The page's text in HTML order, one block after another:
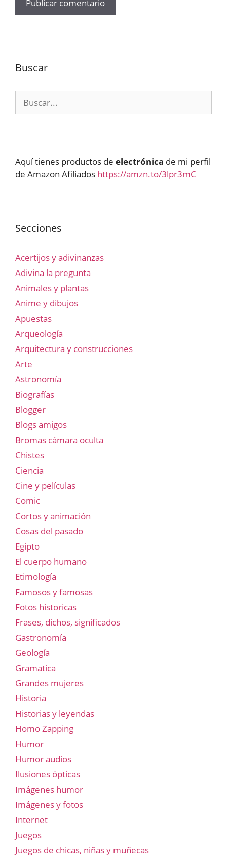
Buscar
Aquí tienes productos de electrónica de mi perfil
de Amazon Afiliados https://amzn.to/3lpr3mC
Secciones
Acertijos y adivinanzas
Adivina la pregunta
Animales y plantas
Anime y dibujos
Apuestas
Arqueología
Arquitectura y construcciones
Arte
Astronomía
Biografías
Blogger
Blogs amigos
Bromas cámara oculta
Chistes
Ciencia
Cine y películas
Comic
Cortos y animación
Cosas del pasado
Egipto
El cuerpo humano
Etimología
Famosos y famosas
Fotos historicas
Frases, dichos, significados
Gastronomía
Geología
Gramatica
Grandes mujeres
Historia
Historias y leyendas
Homo Zapping
Humor
Humor audios
Ilusiones ópticas
Imágenes humor
Imágenes y fotos
Internet
Juegos
Juegos de chicas, niñas y muñecas